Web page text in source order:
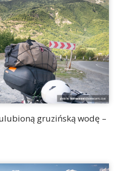
gruzińską wodę –